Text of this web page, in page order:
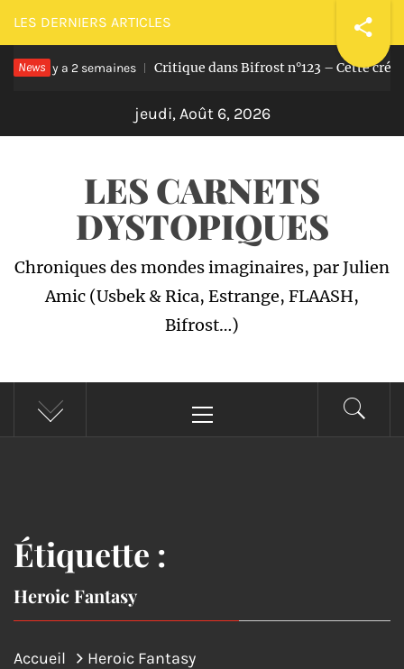
Passer
au
contenu
LES DERNIERS ARTICLES
News
Il y a 2 semaines Critique dans Bifrost n°123 – Cette
jeudi, Août 6, 2026
LES CARNETS
DYSTOPIQUES
Chroniques des mondes imaginaires, par Julien
Amic (Usbek & Rica, Estrange, FLAASH,
Bifrost…)
principal
Étiquette :
Heroic Fantasy
Accueil Heroic Fantasy